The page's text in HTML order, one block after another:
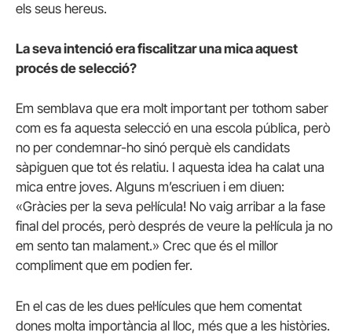
els seus hereus.
La seva intenció era fiscalitzar una mica aquest
procés de selecció?
Em semblava que era molt important per tothom saber
com es fa aquesta selecció en una escola pública, però
no per condemnar-ho sinó perquè els candidats
sàpiguen que tot és relatiu. I aquesta idea ha calat una
mica entre joves. Alguns m’escriuen i em diuen:
«Gràcies per la seva pel·lícula! No vaig arribar a la fase
final del procés, però després de veure la pel·lícula ja no
em sento tan malament.» Crec que és el millor
compliment que em podien fer.
En el cas de les dues pel·lícules que hem comentat
dones molta importància al lloc, més que a les històries.